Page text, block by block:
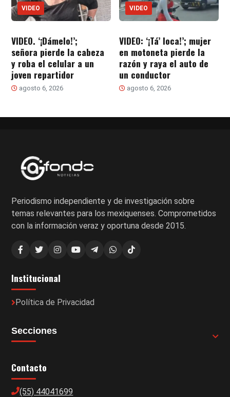
VIDEO
VIDEO. ‘¡Dámelo!’;
señora pierde la cabeza
y roba el celular a un
joven repartidor
agosto 6, 2026
VIDEO
VIDEO: ‘¡Tá’ loca!’; mujer
en motoneta pierde la
razón y raya el auto de
un conductor
agosto 6, 2026
Periodismo independiente y de investigación sobre
temas relevantes para los mexiquenses. Comprometidos
con la información veraz y oportuna desde 2015.
Institucional
Política de Privacidad
Secciones
Contacto
(55) 44041699